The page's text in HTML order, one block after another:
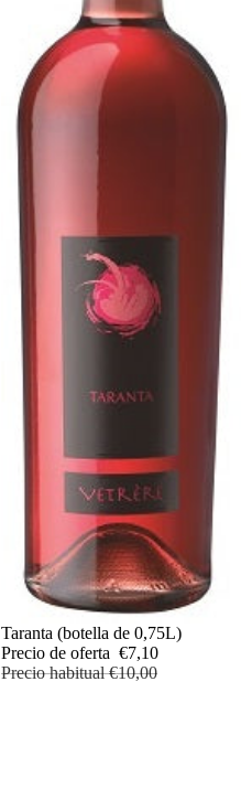
Oferta
Taranta (botella de 0,75L)
Precio de oferta €7,10
Precio habitual€10,00